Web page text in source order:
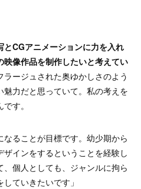
CGアニメーションに力を入れ
像作品を制作したいと考えてい
ージュされた奥ゆかしさのよう
力だと思っていて。私の考えを
す。
ることが目標です。幼少期から
インをするということを経験し
個人としても、ジャンルに拘ら
ていきたいです」